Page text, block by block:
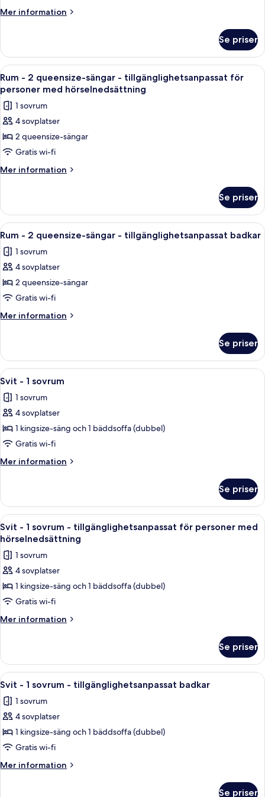
med
2
queensize-
Mer information
Mer
-
queensize-
sängar
Se priser
Öppna
alla
foton
för
Rum
-
2
queensize-
tillgänglighetsanpassat
för
personer
med
hörselnedsättning
Ett hotellrum med en stor säng, ett
4
Rum - 2 queensize-sängar - tillgänglighetsanpassat för
personer med hörselnedsättning
1 sovrum
4 sovplatser
2 queensize-sängar
Gratis wi-fi
Mer information
Mer
-
queensize-
tillgänglighetsanpassat
personer
med
Se priser
Öppna
alla
foton
för
Rum
-
2
queensize-
-
tillgänglighetsanpassat
badkar
Ett hotellrum med en stor säng, ett
4
Rum - 2 queensize-sängar - tillgänglighetsanpassat badkar
1 sovrum
4 sovplatser
2 queensize-sängar
Gratis wi-fi
Mer information
Mer
-
queensize-
tillgänglighetsanpassat
Se priser
Öppna
alla
foton
för
Svit
-
1
sovrum
Ett hotellrum med en platt-TV, ett
2
Svit - 1 sovrum
1 sovrum
4 sovplatser
1 kingsize-säng och 1 bäddsoffa (dubbel)
Gratis wi-fi
Mer information
Mer
-
sovrum
Se priser
Öppna
alla
foton
för
Svit
-
1
sovrum
för
personer
med
hörselnedsättning
Ett hotellrum med en platt-TV, ett
2
Svit - 1 sovrum - tillgänglighetsanpassat för personer med
hörselnedsättning
1 sovrum
4 sovplatser
1 kingsize-säng och 1 bäddsoffa (dubbel)
Gratis wi-fi
Mer information
Mer
-
sovrum
tillgänglighetsanpassat
för
med
hörselnedsättning
Se priser
Öppna
alla
foton
för
Svit
-
1
sovrum
Ett hotellrum med en platt-TV, ett
2
Svit - 1 sovrum - tillgänglighetsanpassat badkar
1 sovrum
4 sovplatser
1 kingsize-säng och 1 bäddsoffa (dubbel)
Gratis wi-fi
Mer information
Mer
Se priser